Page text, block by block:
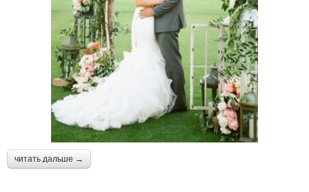
читать дальше →